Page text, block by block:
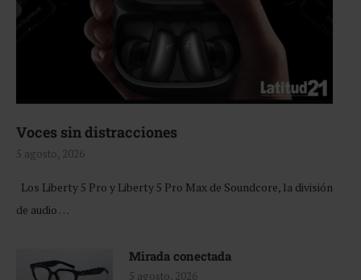
Voces sin distracciones
5 agosto, 2026
Los Liberty 5 Pro y Liberty 5 Pro Max de Soundcore, la división
de audio …
Mirada conectada
5 agosto, 2026